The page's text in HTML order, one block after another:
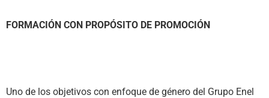
FORMACIÓN CON PROPÓSITO DE PROMOCIÓN
Uno de los objetivos con enfoque de género del Grupo Enel